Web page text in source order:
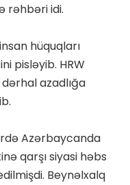
rəhbəri idi.
hüquqları
pisləyib. HRW
azadlığa
Azərbaycanda
qarşı siyasi həbs
Beynəlxalq